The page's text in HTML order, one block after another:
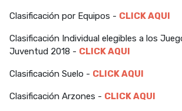
Clasificación por Equipos - CLICK AQUI
Clasificación Individual elegibles a los
Juventud 2018 - CLICK AQUI
Clasificación Suelo - CLICK AQUI
Clasificación Arzones - CLICK AQUI